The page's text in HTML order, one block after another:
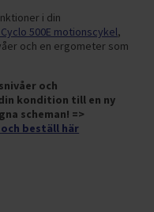
i din
500E motionscykel,
och en ergometer som
och
kondition till en ny
scheman! =>
beställ här